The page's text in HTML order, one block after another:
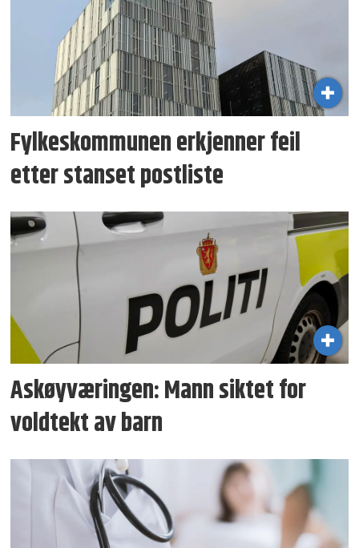
Fylkeskommunen erkjenner feil
etter stanset postliste
Askøyværingen: Mann siktet for
voldtekt av barn